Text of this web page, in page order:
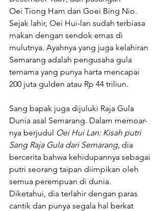
Oei Tiong Ham dan Goei Bing Nio.
Sejak lahir, Oei Hui-lan sudah terbiasa
makan dengan sendok emas di
mulutnya. Ayahnya yang juga kelahiran
Semarang adalah pengusaha gula
ternama yang punya harta mencapai
200 juta gulden atau Rp 44 triliun.
Sang bapak juga dijuluki Raja Gula
Dunia asal Semarang. Dalam memoar-
nya berjudul Oei Hui Lan: Kisah putri
Sang Raja Gula dari Semarang, dia
bercerita bahwa kehidupannya sebagai
putri seorang taipan diimpikan oleh
semua perempuan di dunia.
Diketahui, dia terlahir dengan paras
cantik dan punya segala hal berkat